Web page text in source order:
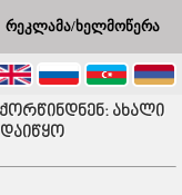
რეკლამა/ხელმოწერა
ახალი
დაიწყო